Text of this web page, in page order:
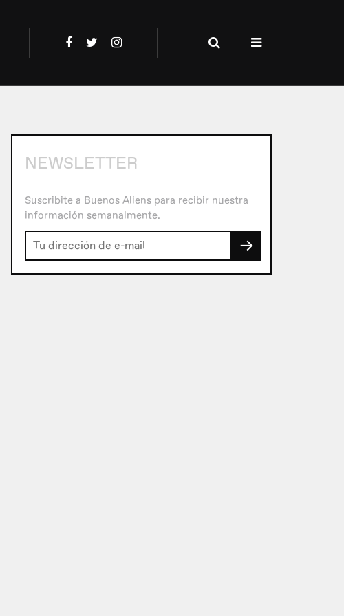
NEWSLETTER
Suscribite a Buenos Aliens para recibir nuestra
información semanalmente.
→